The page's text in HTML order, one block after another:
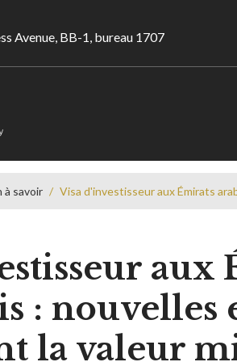
Avenue, BB-1, bureau 1707
à savoir / Visa d'investisseur aux Émirats
aux
: nouvelles
la valeur